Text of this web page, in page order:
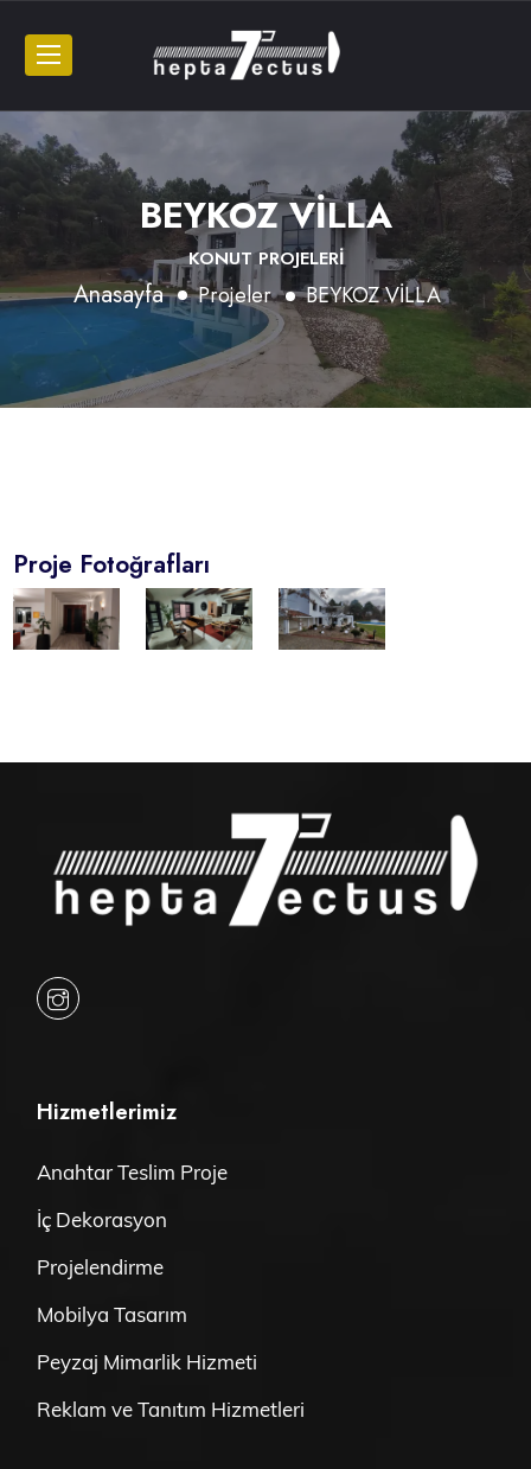
BEYKOZ VİLLA
KONUT PROJELERİ
Anasayfa Projeler BEYKOZ VİLLA
Proje Fotoğrafları
Hizmetlerimiz
Anahtar Teslim Proje
İç Dekorasyon
Projelendirme
Mobilya Tasarım
Peyzaj Mimarlik Hizmeti
Reklam ve Tanıtım Hizmetleri